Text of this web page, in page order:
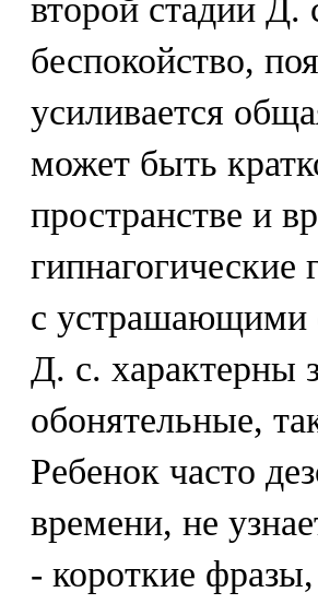
второй стадии Д.
беспокойство,
усиливается
может быть
пространстве и
с устрашающими
Д. с. характерны
обонятельные,
Ребенок часто
времени, не
- короткие